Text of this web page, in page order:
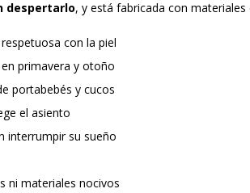
despertarlo, y está fabricada con materiales
con la piel
primavera y otoño
portabebés y cucos
el asiento
interrumpir su sueño
ni materiales nocivos